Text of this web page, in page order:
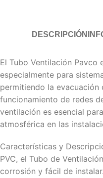
DESCRIPCIÓN
El Tubo Ventilación Pavco
especialmente para
permitiendo la
funcionamiento de redes
ventilación es esencial
atmosférica en las
Características y
PVC, el Tubo de
corrosión y fácil de